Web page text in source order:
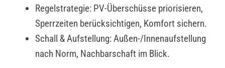
Regelstrategie: PV-Überschüsse priorisieren,
Sperrzeiten berücksichtigen, Komfort sichern.
Schall & Aufstellung: Außen-/Innenaufstellung
nach Norm, Nachbarschaft im Blick.